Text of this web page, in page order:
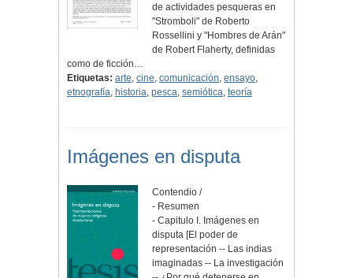
de actividades pesqueras en
"Stromboli" de Roberto
Rossellini y "Hombres de Arán"
de Robert Flaherty, definidas
como de ficción…
Etiquetas: arte, cine, comunicación, ensayo,
etnografía, historia, pesca, semiótica, teoría
Imágenes en disputa
Contendio /
- Resumen
- Capitulo I. Imágenes en
disputa [El poder de
representación -- Las indias
imaginadas -- La investigación